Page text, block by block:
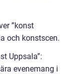
”konst
och konstscen.
Uppsala”:
evenemang i